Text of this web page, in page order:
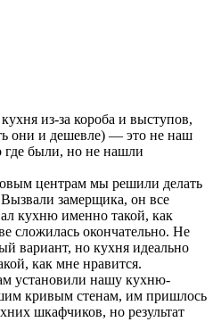
из-за короба и выступов,
они и дешевле) — это не наш
были, но не нашли
центрам мы решили делать
замерщика, он все
кухню именно такой, как
сложилась окончательно. Не
вариант, но кухня идеально
как мне нравится.
установили нашу кухню-
кривым стенам, им пришлось
шкафчиков, но результат